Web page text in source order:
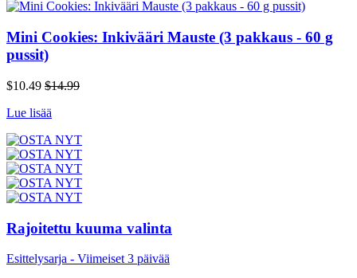
Mini Cookies: Inkivääri Mauste (3 pakkaus - 60 g
pussit)
$10.49 $14.99
Lue lisää
Rajoitettu kuuma valinta
Esittelysarja - Viimeiset 3 päivää